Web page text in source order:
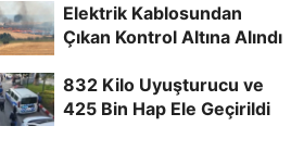
Elektrik Kablosundan
Çıkan Kontrol Altına Alındı
832 Kilo Uyuşturucu ve
425 Bin Hap Ele Geçirildi